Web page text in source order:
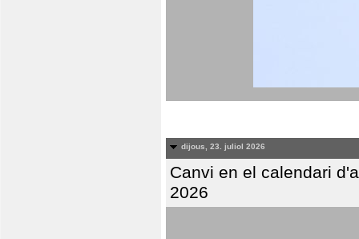
dijous, 23. juliol 2026
Canvi en el calendari
2026